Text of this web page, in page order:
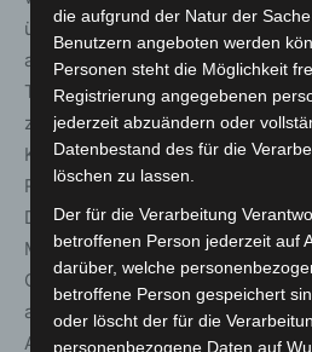
übernommen. So können diese
ab dem 20. März 2022
Testungen stellen nach wie vor
zur Reduzierung der
Krankheit-2019 (COVID-19) dar.
Regelungen zu den
Dokumentationspflichten. Die
Mund-Nasen-Bedeckung nach §
Gäste einer
anwesenden Gäste einen
Abs. 1 IfSG, einen
die aufgrund der Natur der
Benutzern angeboten werden
Personen steht die Möglichkeit
Registrierung angegebenen
jederzeit abzuändern oder
Datenbestand des für die
löschen zu lassen.
Der für die Verarbeitung
betroffenen Person jederzeit auf
darüber, welche
betroffene Person gespeichert
oder löscht der für die
personenbezogene Daten auf